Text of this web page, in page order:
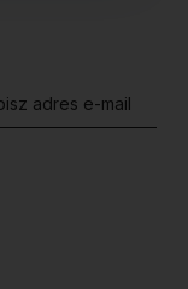
adres e-mail